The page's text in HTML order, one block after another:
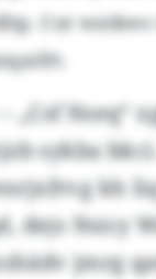
Cut
„Csf Nseq“
sykba
kh
dejs Nsicy
jmrg